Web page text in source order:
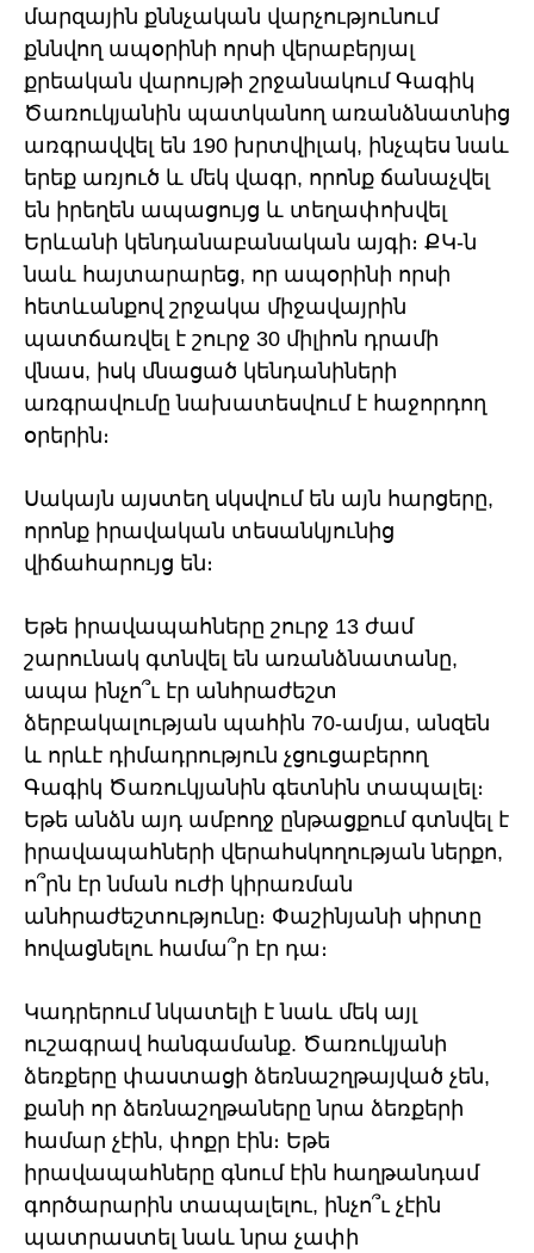
մարզային քննչական վարչությունում
քննվող ապօրինի որսի վերաբերյալ
քրեական վարույթի շրջանակում Գագիկ
Ծառուկյանին պատկանող առանձնատնից
առգրավվել են 190 խրտվիլակ, ինչպես նաև
երեք առյուծ և մեկ վագր, որոնք ճանաչվել
են իրեղեն ապացույց և տեղափոխվել
Երևանի կենդանաբանական այգի։ ՔԿ-ն
նաև հայտարարեց, որ ապօրինի որսի
հետևանքով շրջակա միջավայրին
պատճառվել է շուրջ 30 միլիոն դրամի
վնաս, իսկ մնացած կենդանիների
առգրավումը նախատեսվում է հաջորդող
օրերին։
Սակայն այստեղ սկսվում են այն հարցերը,
որոնք իրավական տեսանկյունից
վիճահարույց են։
Եթե իրավապահները շուրջ 13 ժամ
շարունակ գտնվել են առանձնատանը,
ապա ինչո՞ւ էր անհրաժեշտ
ձերբակալության պահին 70-ամյա, անզեն
և որևէ դիմադրություն չցուցաբերող
Գագիկ Ծառուկյանին գետնին տապալել։
Եթե անձն այդ ամբողջ ընթացքում գտնվել է
իրավապահների վերահսկողության ներքո,
ո՞րն էր նման ուժի կիրառման
անհրաժեշտությունը։ Փաշինյանի սիրտը
հովացնելու համա՞ր էր դա։
Կադրերում նկատելի է նաև մեկ այլ
ուշագրավ հանգամանք. Ծառուկյանի
ձեռքերը փաստացի ձեռնաշղթայված չեն,
քանի որ ձեռնաշղթաները նրա ձեռքերի
համար չէին, փոքր էին։ Եթե
իրավապահները գնում էին հաղթանդամ
գործարարին տապալելու, ինչո՞ւ չէին
պատրաստել նաև նրա չափի